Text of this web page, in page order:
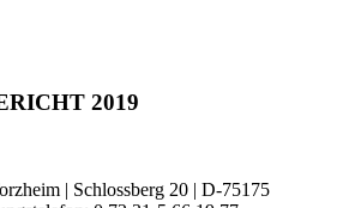
2019
| Schlossberg 20 | D-75175